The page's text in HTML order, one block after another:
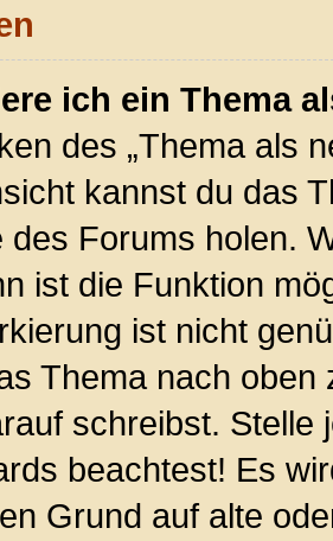
ich ein Thema
des „Thema als
kannst du das
des Forums holen.
ist die Funktion
ist nicht
Thema nach
schreibst. Stelle
beachtest! Es
Grund auf alte